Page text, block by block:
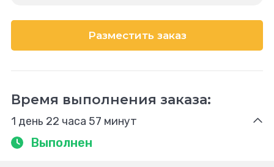
Разместить заказ
Время выполнения заказа:
1 день 22 часа 57 минут
Выполнен